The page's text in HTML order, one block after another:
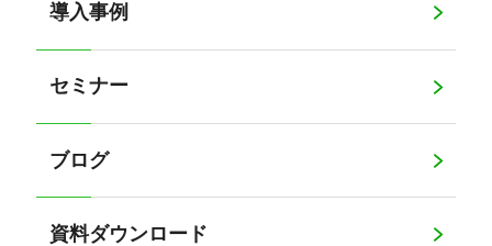
導入事例
セミナー
ブログ
資料ダウンロード